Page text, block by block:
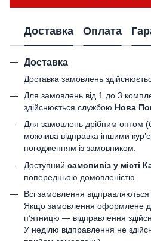
Доставка Оплата
Доставка
Доставка замовлень
Для замовлень від 1 до 3
здійснюється службою Нова
Для замовлень дрібним оптом
можлива відправка іншими
погодженням із замовником.
Доступний самовивіз у місті
попередньою домовленістю.
Всі замовлення відправляються
Якщо замовлення оформлене
п’ятницю — відправлення
У неділю відправлення не